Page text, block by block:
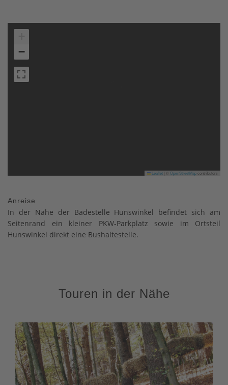
−
Leaflet OpenStreetMapcontributors
Anreise
In der Nähe der Badestelle Hunswinkel befindet sich am
Seitenrand ein kleiner PKW-Parkplatz sowie im Ortsteil
Hunswinkel direkt eine Bushaltestelle.
Touren in der Nähe